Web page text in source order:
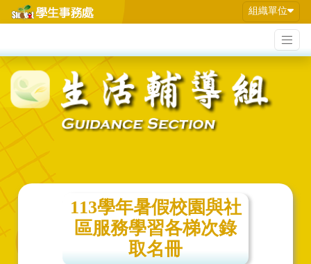
組織單位
113學年暑假校園與社
區服務學習各梯次錄
取名冊